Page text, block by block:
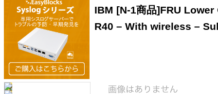
IBM [N-1商品]FRU
R40 – With wireless –